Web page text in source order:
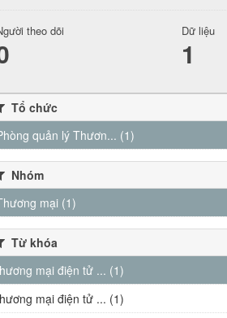
theo dõi Dữ liệu
1
Tổ chức
quản lý Thươn... (1)
Nhóm
mại (1)
Từ khóa
mại điện tử ... (1)
mại điện tử ... (1)